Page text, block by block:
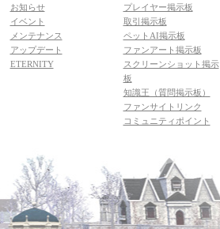
お知らせ
イベント
メンテナンス
アップデート
ETERNITY
プレイヤー掲示板
取引掲示板
ペットAI掲示板
ファンアート掲示板
スクリーンショット掲示
板
知識王（質問掲示板）
ファンサイトリンク
コミュニティポイント